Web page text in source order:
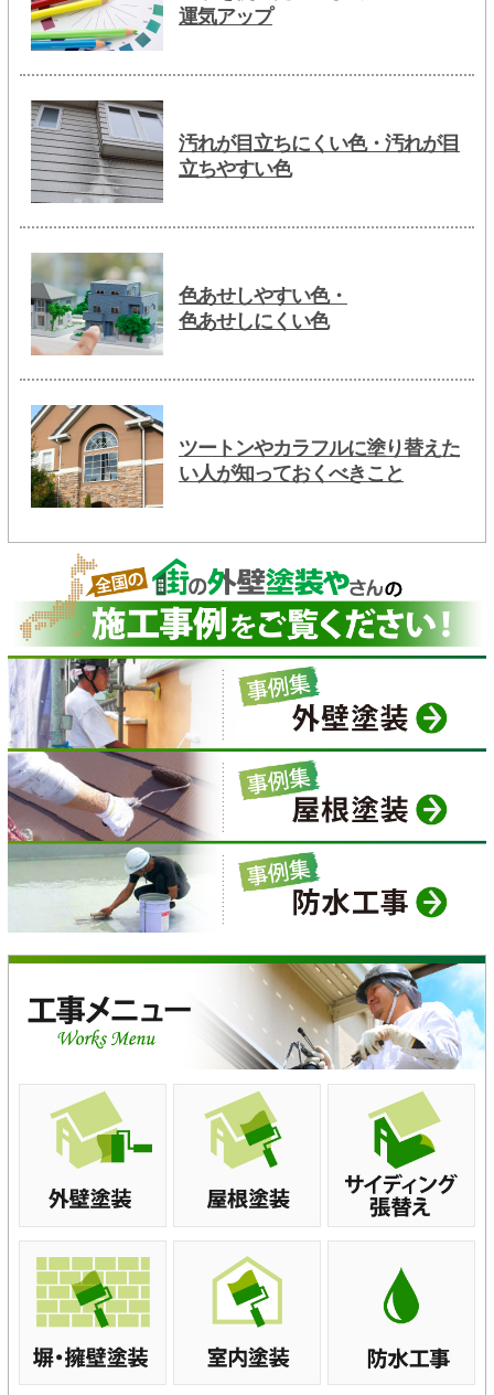
運気アップ
汚れが目立ちにくい色・汚れが目
立ちやすい色
色あせしやすい色・
色あせしにくい色
ツートンやカラフルに塗り替えた
い人が知っておくべきこと